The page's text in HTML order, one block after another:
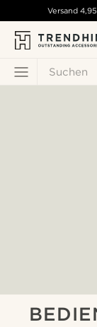
Suchen
Versand